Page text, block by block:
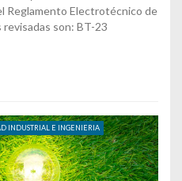
Reglamento Electrotécnico de
revisadas son: BT-23
INDUSTRIAL E INGENIERIA